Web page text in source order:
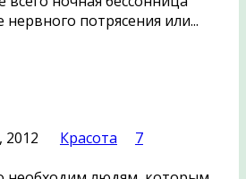
нервного потрясения или...
2012 Красота
7